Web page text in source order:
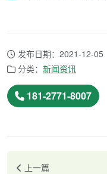
发布日期：2021-12-05
分类： 新闻资讯
181-2771-8007
上一篇